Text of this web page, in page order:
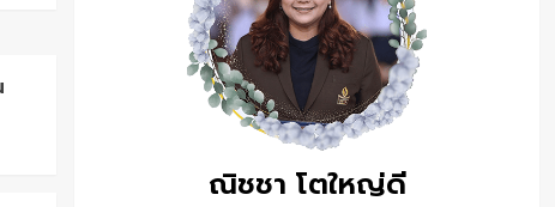
ณิชชา โตใหญ่ดี